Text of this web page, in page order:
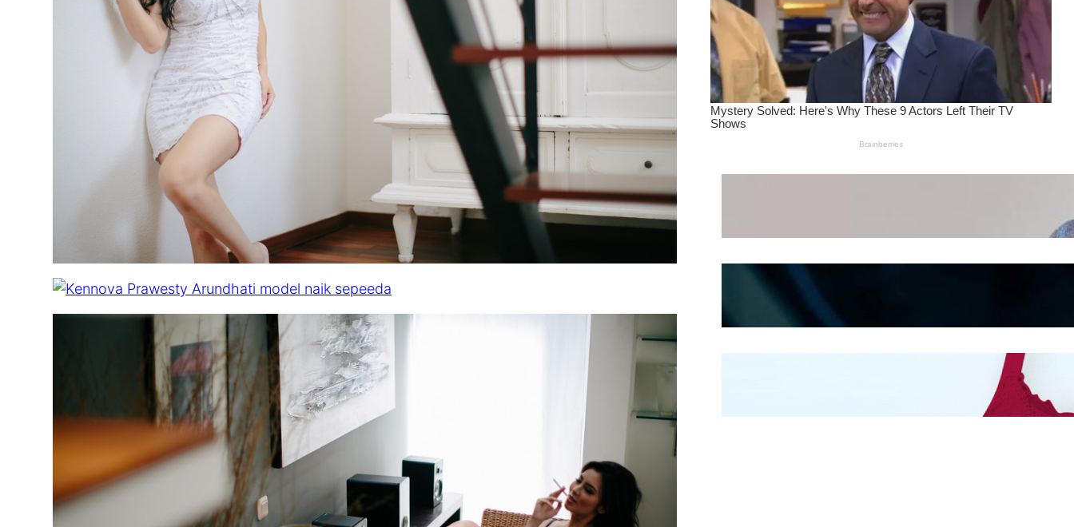
Wanita Pamer Pakaian
Kepribadian
Mengintip Kepribadian
Wanita Dari Warna Bra